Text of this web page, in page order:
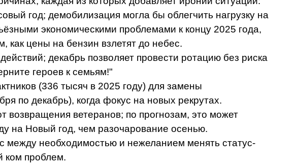
год; демобилизация могла бы облегчить нагрузку на
экономическими проблемами к концу 2025 года,
как цены на бензин взлетят до небес.
декабрь позволяет провести ротацию без риска
героев к семьям!"
(336 тысяч в 2025 году) для замены
по декабрь), когда фокус на новых рекрутах.
возвращения ветеранов; по прогнозам, это может
на Новый год, чем разочарование осенью.
между необходимостью и нежеланием менять статус-
ком проблем.